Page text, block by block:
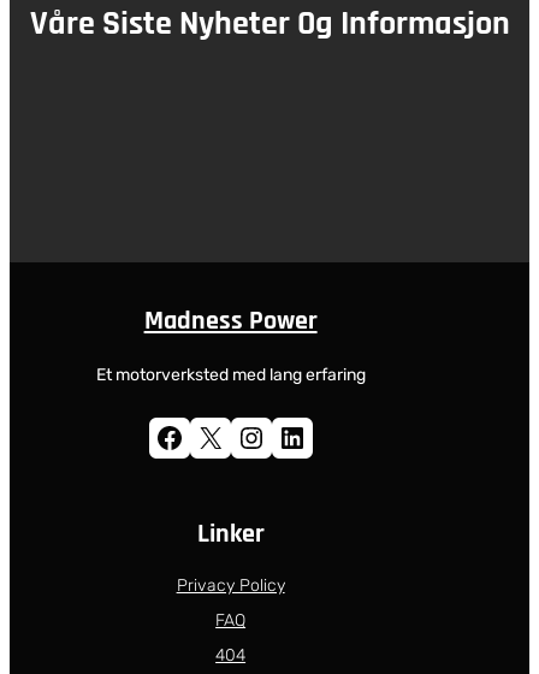
Våre Siste Nyheter Og Informasjon
Madness Power
Et motorverksted med lang erfaring
Facebook X Instagram LinkedIn
Linker
Privacy Policy
FAQ
404